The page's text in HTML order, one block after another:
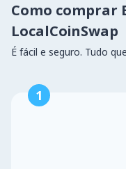
Como comprar
LocalCoinSwap
É fácil e seguro. Tudo
1